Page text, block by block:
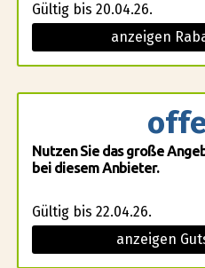
Gültig bis 20.04.26.
anzeigen
Nutzen Sie das große
bei diesem Anbieter.
Gültig bis 22.04.26.
anzeigen